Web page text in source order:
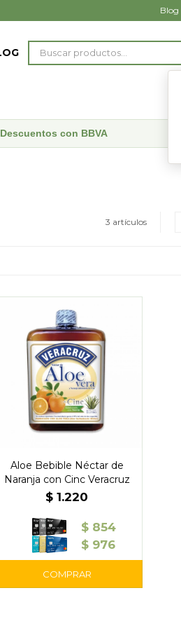
Blog
con BBVA
3 artículos
Aloe Bebible Néctar de
Naranja con Cinc Veracruz
$ 1.220
$ 854
$ 976